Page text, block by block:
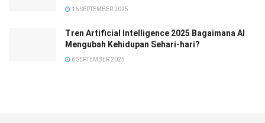
16 SEPTEMBER 2025
Tren Artificial Intelligence 2025 Bagaimana AI
Mengubah Kehidupan Sehari-hari?
6 SEPTEMBER 2025